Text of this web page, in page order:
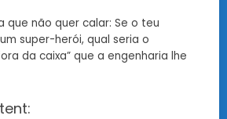
que não quer calar: Se o teu
super-herói, qual seria o
da caixa” que a engenharia lhe